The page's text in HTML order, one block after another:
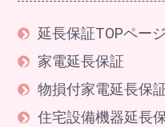
延長保証TOPページ
家電延長保証
物損付家電延長保
住宅設備機器延長